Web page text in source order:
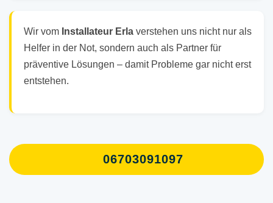
Wir vom Installateur Erla verstehen uns nicht nur als
Helfer in der Not, sondern auch als Partner für
präventive Lösungen – damit Probleme gar nicht erst
entstehen.
06703091097